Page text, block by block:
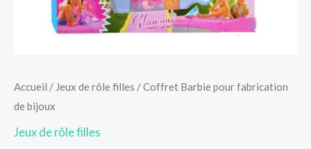
Accueil / Jeux de rôle filles / Coffret Barbie pour fabrication
de bijoux
Jeux de rôle filles